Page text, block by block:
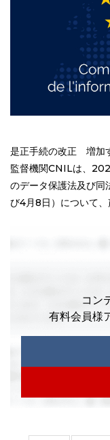
是正手続の改正 増加
監督機関CNILは、
のデータ保護法及び同
び4月8日）について、
コン
有料会員様